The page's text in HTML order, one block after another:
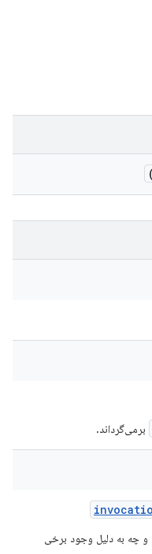
برمی‌گرداند.
و چه به دلیل وجود برخی